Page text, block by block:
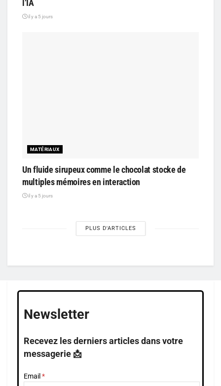
l’IA
il y a 5 jours
MATÉRIAUX
Un fluide sirupeux comme le chocolat stocke de
multiples mémoires en interaction
il y a 5 jours
PLUS D'ARTICLES
Newsletter
Recevez les derniers articles dans votre
messagerie 📩
Email